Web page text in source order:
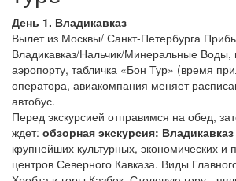
День 1. Владикавказ
Вылет из Москвы/ Санкт-Петербурга
Владикавказ/Нальчик/Минеральные Воды,
аэропорту, табличка «Бон Тур» (время
оператора, авиакомпания меняет
автобус.
Перед экскурсией отправимся на обед,
ждет: обзорная экскурсия: Владикавказ
крупнейших культурных, экономических
центров Северного Кавказа. Виды